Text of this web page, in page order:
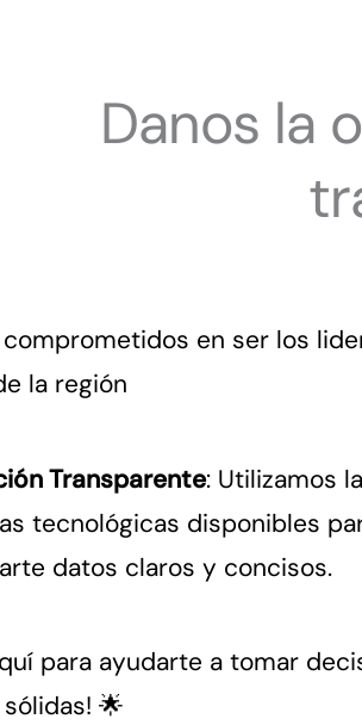
Danos la
en ser los
la región
Transparente: Utilizamos
tecnológicas disponibles
datos claros y concisos.
para ayudarte a tomar
🌟